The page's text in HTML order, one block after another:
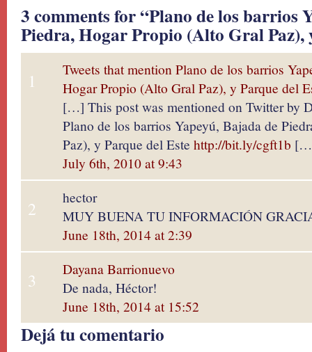
3 comments for “Plano de los barrios
Piedra, Hogar Propio (Alto Gral Paz),
1
Tweets that mention Plano de los barrios
Hogar Propio (Alto Gral Paz), y Parque del
[…] This post was mentioned on Twitter by
Plano de los barrios Yapeyú, Bajada de
Paz), y Parque del Este http://bit.ly/cgft1b
July 6th, 2010 at 9:43
2
hector
MUY BUENA TU INFORMACIÓN
June 18th, 2014 at 2:39
3
Dayana Barrionuevo
De nada, Héctor!
June 18th, 2014 at 15:52
Dejá tu comentario